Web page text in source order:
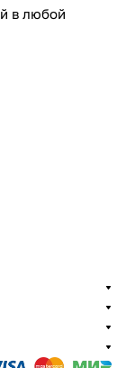
в любой